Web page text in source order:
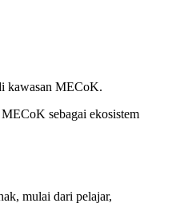
kawasan MECoK.
sebagai ekosistem
mulai dari pelajar,